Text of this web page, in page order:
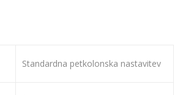
Standardna petkolonska nastavitev